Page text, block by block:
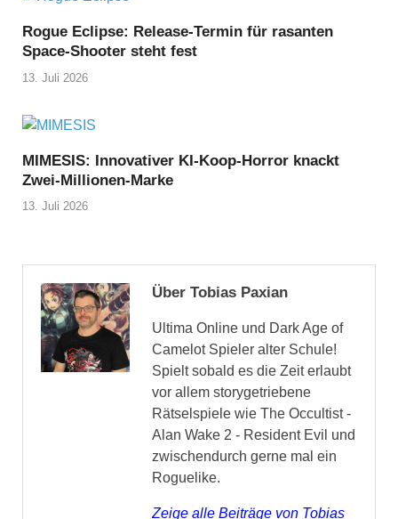
Rogue Eclipse: Release-Termin für rasanten
Space-Shooter steht fest
13. Juli 2026
MIMESIS: Innovativer KI-Koop-Horror knackt
Zwei-Millionen-Marke
13. Juli 2026
Über Tobias Paxian
Ultima Online und Dark Age of
Camelot Spieler alter Schule!
Spielt sobald es die Zeit erlaubt
vor allem storygetriebene
Rätselspiele wie The Occultist -
Alan Wake 2 - Resident Evil und
zwischendurch gerne mal ein
Roguelike.
Zeige alle Beiträge von Tobias